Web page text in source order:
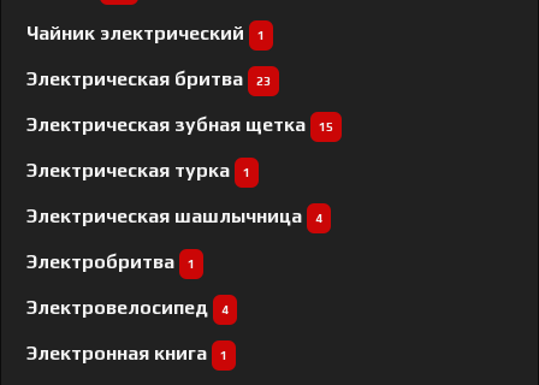
Чайник электрический 1
Электрическая бритва 23
Электрическая зубная щетка 15
Электрическая турка 1
Электрическая шашлычница 4
Электробритва 1
Электровелосипед 4
Электронная книга 1